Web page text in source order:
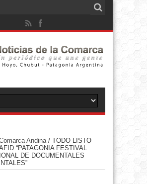
Andina/ TODO LISTO
“PATAGONIA FESTIVAL
DE DOCUMENTALES